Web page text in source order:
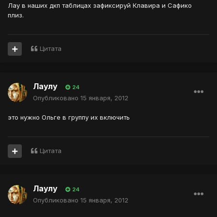
Лау в наших дкп таблицах зафиксируй Клавира и Сафико
плиз.
Цитата
Лаулу 24
Опубликовано 15 января, 2012
это нужно Ольге в группу их включить
Цитата
Лаулу 24
Опубликовано 15 января, 2012